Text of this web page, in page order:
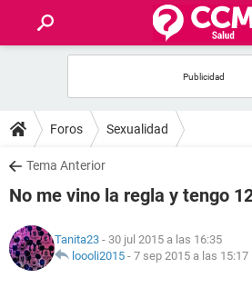
FOROS
SALUD
NUTRICIÓN
Foros Sexualidad
Tema Anterior
No me vino la regla y tengo
Tanita23 - 30 jul 2015 a las 16:35
loooli2015 - 7 sep 2015 a las 15:17